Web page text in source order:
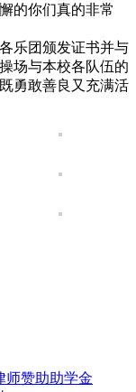
的你们真的非常
乐团颁发证书并与
场与本校各队伍的
勇敢善良又充满活
师赞助助学金